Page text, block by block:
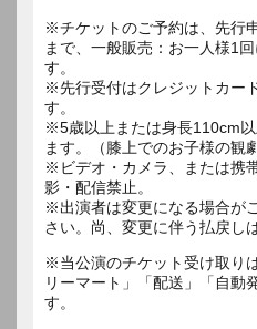
※チケットのご予約は、先行
まで、一般販売：お一人様1
す。
※先行受付はクレジットカー
す。
※5歳以上または身長110cm
ます。（膝上でのお子様の観
※ビデオ・カメラ、または携
影・配信禁止。
※出演者は変更になる場合が
さい。尚、変更に伴う払戻し
※当公演のチケット受け取り
リーマート」「配送」「自動
す。